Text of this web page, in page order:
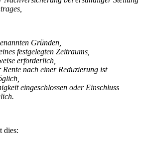
Gründen,
festgelegten Zeitraums,
erforderlich,
nach einer Reduzierung ist
eingeschlossen oder Einschluss
dies: